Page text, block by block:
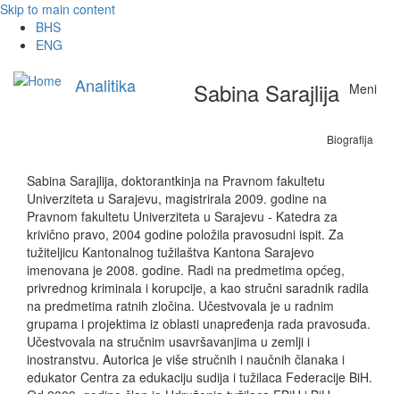
Skip to main content
BHS
ENG
Analitika Meni
Sabina Sarajlija
Biografija
Sabina Sarajlija, doktorantkinja na Pravnom fakultetu
Univerziteta u Sarajevu, magistrirala 2009. godine na
Pravnom fakultetu Univerziteta u Sarajevu - Katedra za
krivično pravo, 2004 godine položila pravosudni ispit. Za
tužiteljicu Kantonalnog tužilaštva Kantona Sarajevo
imenovana je 2008. godine. Radi na predmetima općeg,
privrednog kriminala i korupcije, a kao stručni saradnik radila
na predmetima ratnih zločina. Učestvovala je u radnim
grupama i projektima iz oblasti unapređenja rada pravosuđa.
Učestvovala na stručnim usavršavanjima u zemlji i
inostranstvu. Autorica je više stručnih i naučnih članaka i
edukator Centra za edukaciju sudija i tužilaca Federacije BiH.